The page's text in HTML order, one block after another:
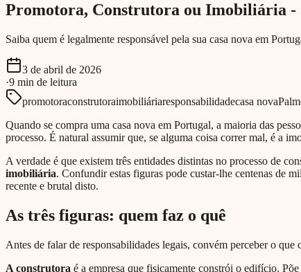
Promotora, Construtora ou Imobiliária -
Saiba quem é legalmente responsável pela sua casa nova em
3 de abril de 2026
·9 min de leitura
promotoraconstrutoraimobiliáriaresponsabilidadecasa nova
Quando se compra uma casa nova em Portugal, a maioria das
processo. É natural assumir que, se alguma coisa correr mal, é a
A verdade é que existem três entidades distintas no processo de
imobiliária. Confundir estas figuras pode custar-lhe centenas de
recente e brutal disto.
As três figuras: quem faz o quê
Antes de falar de responsabilidades legais, convém perceber o que
A construtora é a empresa que fisicamente constrói o edifício.